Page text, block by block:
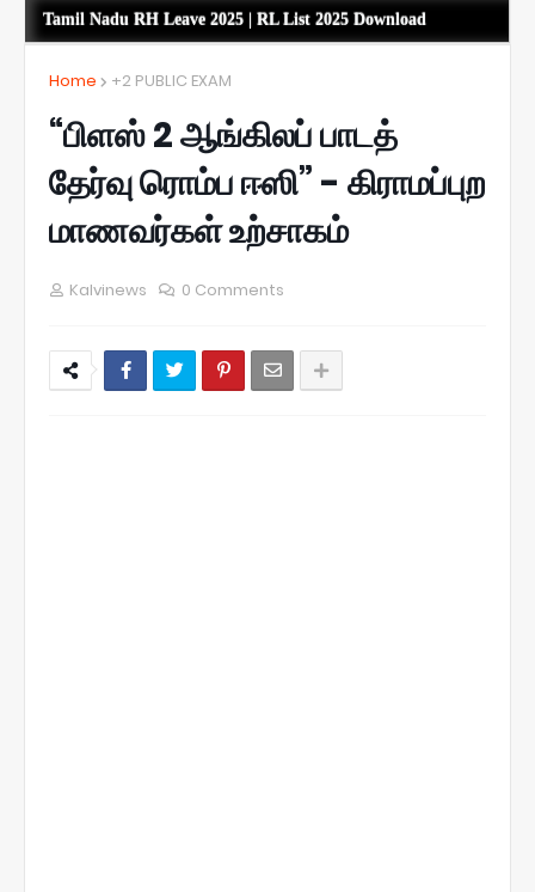
Tamil Nadu RH Leave 2025 | RL List 2025 Download
Home +2 PUBLIC EXAM
“பிளஸ் 2 ஆங்கிலப் பாடத்
தேர்வு ரொம்ப ஈஸி” - கிராமப்புற
மாணவர்கள் உற்சாகம்
Kalvinews 0 Comments